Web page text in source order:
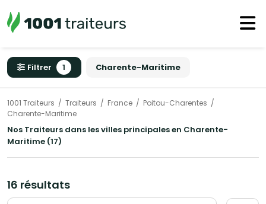
Filtrer 1 Charente-Maritime
1001 Traiteurs Traiteurs France
Poitou-Charentes
Charente-Maritime
Nos Traiteurs dans les villes principales en Charente-
Maritime (17)
16 résultats